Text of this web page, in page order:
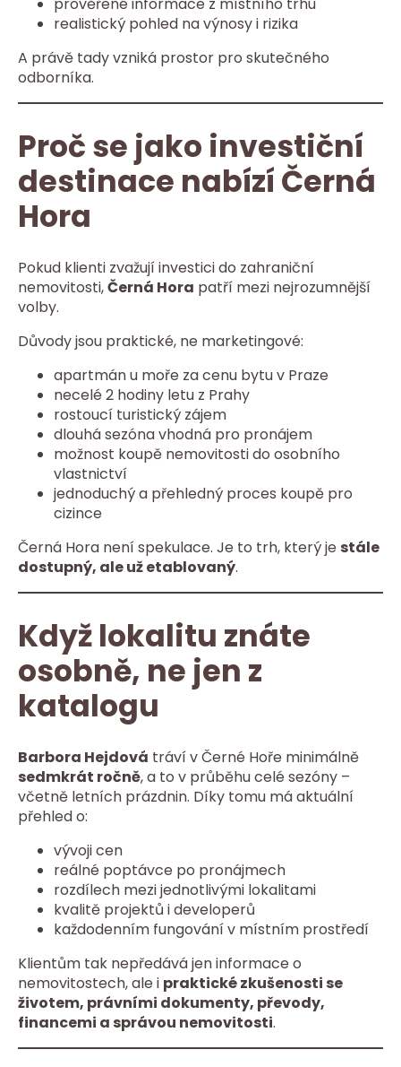
prověřené informace z místního trhu
realistický pohled na výnosy i rizika
A právě tady vzniká prostor pro skutečného
odborníka.
Proč se jako investiční
destinace nabízí Černá
Hora
Pokud klienti zvažují investici do zahraniční
nemovitosti,Černá Hora patří mezi nejrozumnější
volby.
Důvody jsou praktické, ne marketingové:
apartmán u moře za cenu bytu v Praze
necelé 2 hodiny letu z Prahy
rostoucí turistický zájem
dlouhá sezóna vhodná pro pronájem
možnost koupě nemovitosti do osobního
vlastnictví
jednoduchý a přehledný proces koupě pro
cizince
Černá Hora není spekulace. Je to trh, který je stále
dostupný, ale už etablovaný.
Když lokalitu znáte
osobně, ne jen z
katalogu
Barbora Hejdová tráví v Černé Hoře minimálně
sedmkrát ročně, a to v průběhu celé sezóny –
včetně letních prázdnin. Díky tomu má aktuální
přehled o:
vývoji cen
reálné poptávce po pronájmech
rozdílech mezi jednotlivými lokalitami
kvalitě projektů i developerů
každodenním fungování v místním prostředí
Klientům tak nepředává jen informace o
nemovitostech, ale i praktické zkušenosti se
životem, právními dokumenty, převody,
financemi a správou nemovitosti.